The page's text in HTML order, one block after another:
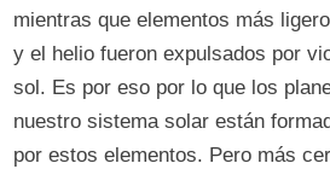
mientras que elementos más
y el helio fueron expulsados ​​por
sol. Es por eso por lo que los
nuestro sistema solar están
por estos elementos. Pero más